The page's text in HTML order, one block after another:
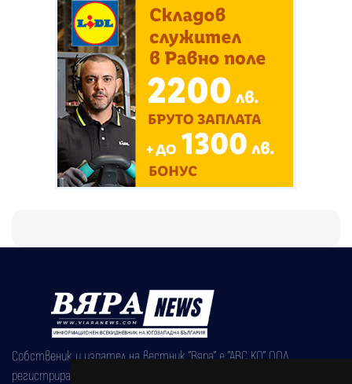
Собственик и издател на вестник "Вяра" е "АВС КО" ООД,
регистрирана на 08.05.2002 година.